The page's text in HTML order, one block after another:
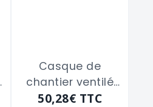
Casque de
chantier ventilé
avec porte badge
50,28€ TTC